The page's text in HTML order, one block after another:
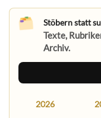
Stöbern statt
Texte,
Archiv.
2026